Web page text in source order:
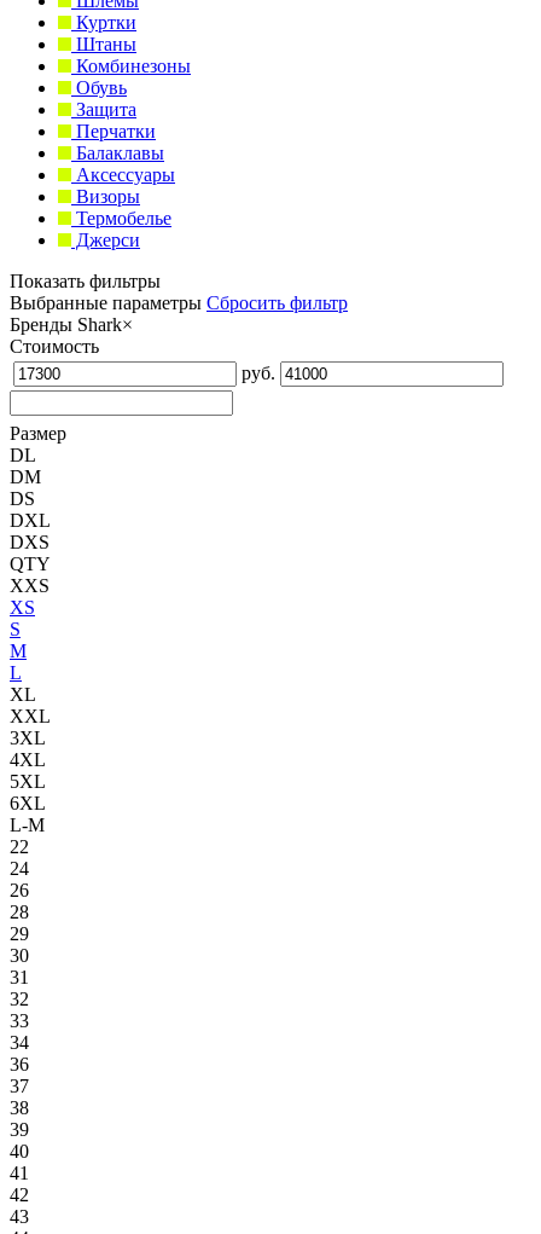
Куртки
Штаны
Комбинезоны
Обувь
Защита
Перчатки
Балаклавы
Аксессуары
Визоры
Термобелье
Джерси
Показать фильтры
Выбранные параметры Сбросить фильтр
Бренды Shark×
Стоимость
руб.
Размер
DL
DM
DS
DXL
DXS
QTY
XXS
XS
S
M
L
XL
XXL
3XL
4XL
5XL
6XL
L-M
22
24
26
28
29
30
31
32
33
34
36
37
38
39
40
41
42
43